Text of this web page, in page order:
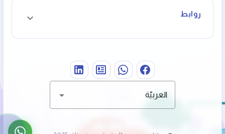
روابط
العربيّة